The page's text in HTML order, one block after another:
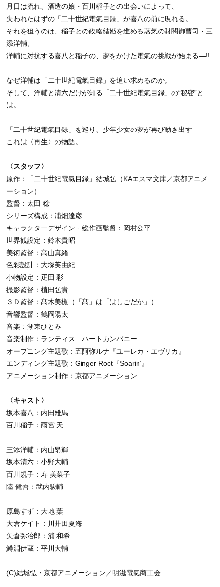
月日は流れ、酒造の娘・百川稲子との出会いによって、
失われたはずの「二十世紀電氣目録」が喜八の前に現れる。
それを狙うのは、稲子との政略結婚を進める蒸気の財閥御曹司・三
添洋輔。
洋輔に対抗する喜八と稲子の、夢をかけた電氣の挑戦が始まる―!!
なぜ洋輔は「二十世紀電氣目録」を追い求めるのか。
そして、洋輔と清六だけが知る「二十世紀電氣目録」の“秘密”と
は。
「二十世紀電氣目録」を巡り、少年少女の夢が再び動き出す―
これは〈再生〉の物語。
〈スタッフ〉
原作：「二十世紀電氣目録」結城弘（KAエスマ文庫／京都アニメ
ーション）
監督：太田 稔
シリーズ構成：浦畑達彦
キャラクターデザイン・総作画監督：岡村公平
世界観設定：鈴木貴昭
美術監督：高山真緒
色彩設計：大塚芙由紀
小物設定：疋田 彩
撮影監督：植田弘貴
３Ｄ監督：髙木美槻（「髙」は「はしごだか」）
音響監督：鶴岡陽太
音楽：湖東ひとみ
音楽制作：ランティス ハートカンパニー
オープニング主題歌：五阿弥ルナ『ユーレカ・エヴリカ』
エンディング主題歌：Ginger Root『Soarin’』
アニメーション制作：京都アニメーション
〈キャスト〉
坂本喜八：内田雄馬
百川稲子：雨宮 天
三添洋輔：内山昂輝
坂本清六：小野大輔
百川規子：寿 美菜子
陸 健吾：武内駿輔
原島すず：大地 葉
大倉ケイト：川井田夏海
矢倉弥治郎：浦 和希
鱒淵伊蔵：平川大輔
(C)結城弘・京都アニメーション／明滋電氣商工会